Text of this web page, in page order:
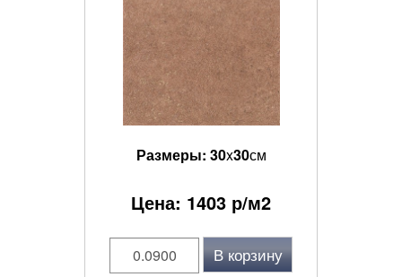
Размеры: 30x30см
Цена: 1403 р/м2
В корзину